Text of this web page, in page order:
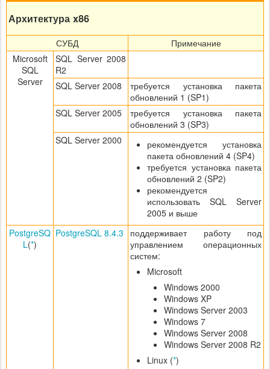
Архитектура x86
СУБД
Примечание
Microsoft
SQL
Server
SQL Server 2008
R2
SQL Server 2008
требуется установка пакета
обновлений 1 (SP1)
SQL Server 2005
требуется установка пакета
обновлений 3 (SP3)
SQL Server 2000
рекомендуется установка
пакета обновлений 4 (SP4)
требуется установка пакета
обновлений 2 (SP2)
рекомендуется
использовать SQL Server
2005 и выше
PostgreSQ
L(*)
PostgreSQL 8.4.3
поддерживает работу под
управлением операционных
систем:
Microsoft
Windows 2000
Windows XP
Windows Server 2003
Windows 7
Windows Server 2008
Windows Server 2008 R2
Linux (*)